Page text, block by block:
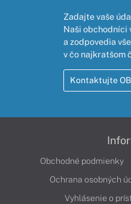
Zadajte vaše
Naši obchodníci
a zodpovedia
v čo najkratšom
Kontaktujte
Obchodné podmienky
Ochrana osobných
Vyhlásenie o